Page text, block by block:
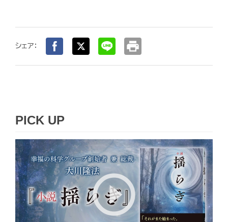
シェア： print
PICK UP